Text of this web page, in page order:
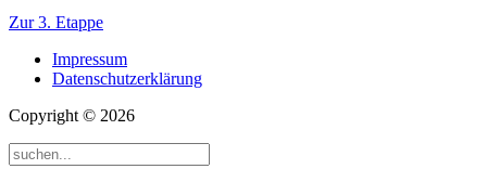
Zur 3. Etappe
Impressum
Datenschutzerklärung
Copyright © 2026